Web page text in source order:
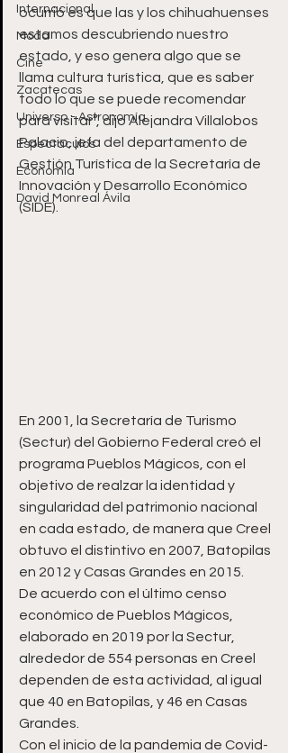
Internacional
Moda
Cine
Zacatecas
Universo - Astronomía
Espectáculos
Economía
David Monreal Ávila
ocurrió es que las y los chihuahuenses
estamos descubriendo nuestro
estado, y eso genera algo que se
llama cultura turística, que es saber
todo lo que se puede recomendar
para visitar”, dijo Alejandra Villalobos
Palacio, jefa del departamento de
Gestión Turística de la Secretaría de
Innovación y Desarrollo Económico
(SIDE).
En 2001, la Secretaría de Turismo
(Sectur) del Gobierno Federal creó el
programa Pueblos Mágicos, con el
objetivo de realzar la identidad y
singularidad del patrimonio nacional
en cada estado, de manera que Creel
obtuvo el distintivo en 2007, Batopilas
en 2012 y Casas Grandes en 2015.
De acuerdo con el último censo
económico de Pueblos Mágicos,
elaborado en 2019 por la Sectur,
alrededor de 554 personas en Creel
dependen de esta actividad, al igual
que 40 en Batopilas, y 46 en Casas
Grandes.
Con el inicio de la pandemia de Covid-